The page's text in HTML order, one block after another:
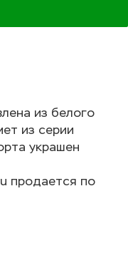
из белого
из серии
украшен
продается по